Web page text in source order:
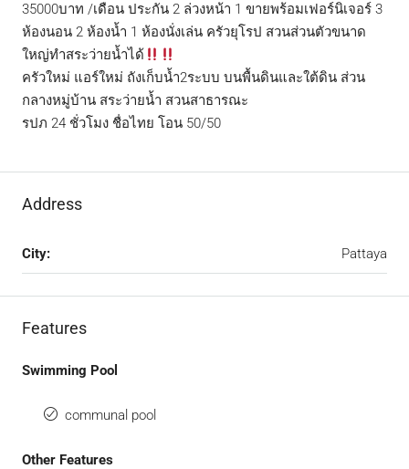
35000บาท /เดือน ประกัน 2 ล่วงหน้า 1 ขายพร้อมเฟอร์นิเจอร์ 3
ห้องนอน 2 ห้องน้ำ 1 ห้องนั่งเล่น ครัวยุโรป สวนส่วนตัวขนาด
ใหญ่ทำสระว่ายน้ำได้
ครัวใหม่ แอร์ใหม่ ถังเก็บน้ำ2ระบบ บนพื้นดินและใต้ดิน ส่วน
กลางหมู่บ้าน สระว่ายน้ำ สวนสาธารณะ
รปภ 24 ชั่วโมง ชื่อไทย โอน 50/50
Address
City: Pattaya
Features
Swimming Pool
communal pool
Other Features